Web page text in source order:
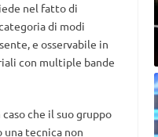
nel fatto di
di modi
e osservabile in
con multiple bande
che il suo gruppo
tecnica non